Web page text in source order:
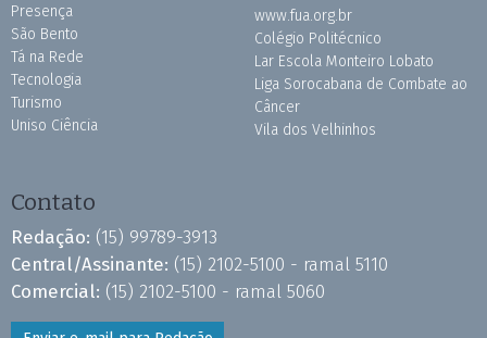
Presença
São Bento
Tá na Rede
Tecnologia
Turismo
Uniso Ciência
www.fua.org.br
Colégio Politécnico
Lar Escola Monteiro Lobato
Liga Sorocabana de Combate ao
Câncer
Vila dos Velhinhos
Contato
Redação: (15) 99789-3913
Central/Assinante: (15) 2102-5100 - ramal 5110
Comercial: (15) 2102-5100 - ramal 5060